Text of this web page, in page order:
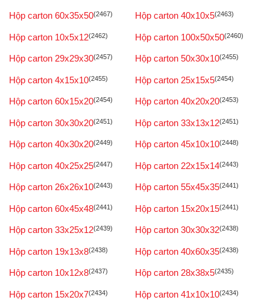
Hộp carton 60x35x50(2467) Hộp carton 40x10x5(2463)
Hộp carton 10x5x12(2462) Hộp carton 100x50x50(2460)
Hộp carton 29x29x30(2457) Hộp carton 50x30x10(2455)
Hộp carton 4x15x10(2455) Hộp carton 25x15x5(2454)
Hộp carton 60x15x20(2454) Hộp carton 40x20x20(2453)
Hộp carton 30x30x20(2451) Hộp carton 33x13x12(2451)
Hộp carton 40x30x20(2449) Hộp carton 45x10x10(2448)
Hộp carton 40x25x25(2447) Hộp carton 22x15x14(2443)
Hộp carton 26x26x10(2443) Hộp carton 55x45x35(2441)
Hộp carton 60x45x48(2441) Hộp carton 15x20x15(2441)
Hộp carton 33x25x12(2439) Hộp carton 30x30x32(2438)
Hộp carton 19x13x8(2438) Hộp carton 40x60x35(2438)
Hộp carton 10x12x8(2437) Hộp carton 28x38x5(2435)
Hộp carton 15x20x7(2434) Hộp carton 41x10x10(2434)